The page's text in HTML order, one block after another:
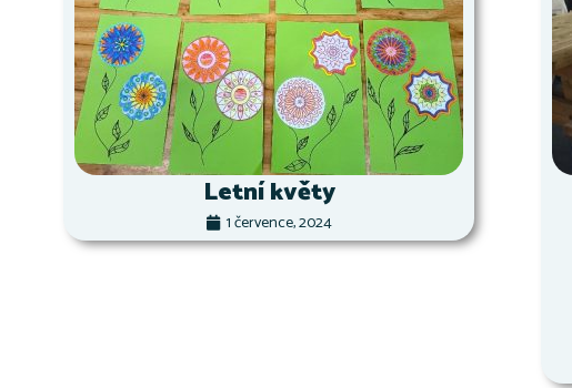
Letní květy
1 července, 2024